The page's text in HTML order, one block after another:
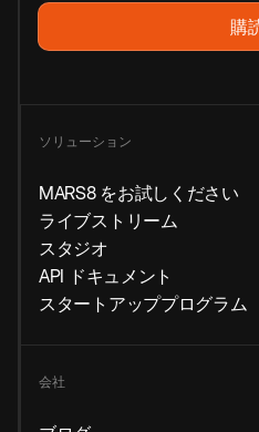
ソリューション
MARS8 をお試しください
ライブストリーム
スタジオ
API ドキュメント
スタートアッププログラム
会社